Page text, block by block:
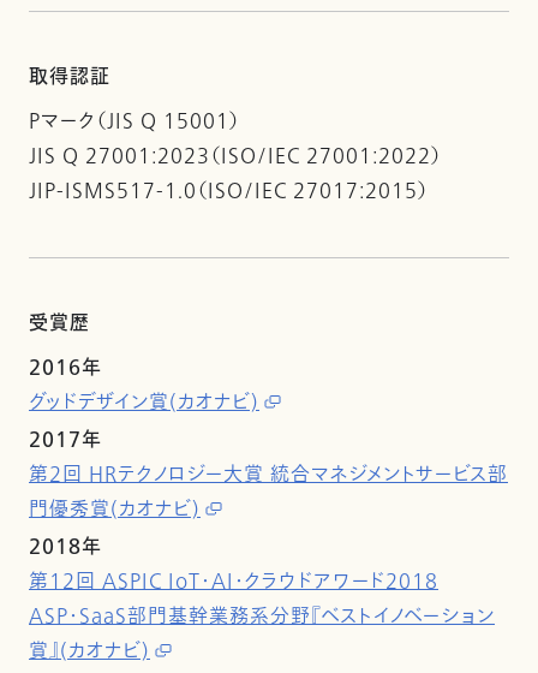
取得認証
Pマーク（JIS Q 15001）
JIS Q 27001:2023（ISO/IEC 27001:2022）
JIP-ISMS517-1.0（ISO/IEC 27017:2015）
受賞歴
2016年
グッドデザイン賞(カオナビ)
2017年
第2回 HRテクノロジー大賞 統合マネジメントサービス部
門優秀賞(カオナビ)
2018年
第12回 ASPIC IoT・AI・クラウドアワード2018
ASP・SaaS部門基幹業務系分野『ベストイノベーション
賞』(カオナビ)